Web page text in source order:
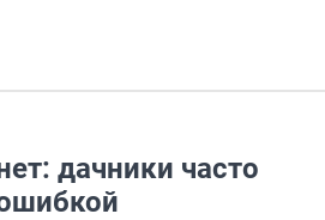
дачники часто